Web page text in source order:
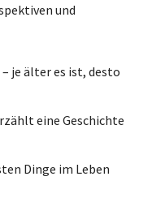
und
– je älter es ist, desto
eine Geschichte
Dinge im Leben